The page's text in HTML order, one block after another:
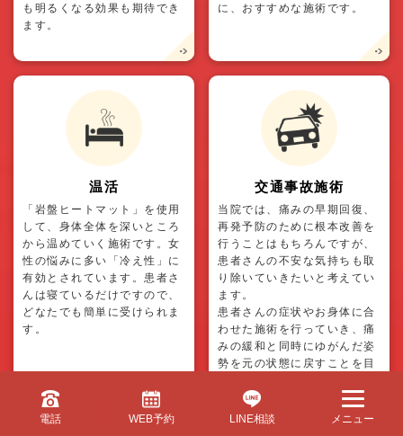
も明るくなる効果も期待でき
ます。
に、おすすめな施術です。
温活
「岩盤ヒートマット」を使用
して、身体全体を深いところ
から温めていく施術です。女
性の悩みに多い「冷え性」に
有効とされています。患者さ
んは寝ているだけですので、
どなたでも簡単に受けられま
す。
交通事故施術
当院では、痛みの早期回復、
再発予防のために根本改善を
行うことはもちろんですが、
患者さんの不安な気持ちも取
り除いていきたいと考えてい
ます。
患者さんの症状やお身体に合
わせた施術を行っていき、痛
みの緩和と同時にゆがんだ姿
勢を元の状態に戻すことを目
日常生活でのアドバイスなど
もさせていただき、早期回復
電話 WEB予約 LINE相談 メニュー